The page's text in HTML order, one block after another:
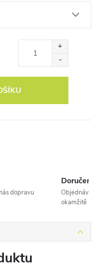
dopravu
Doručení
okamžitě